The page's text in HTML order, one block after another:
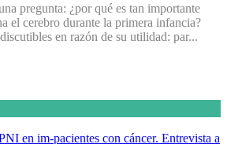
pregunta: ¿por qué es tan importante
el cerebro durante la primera infancia?
en razón de su utilidad: par...